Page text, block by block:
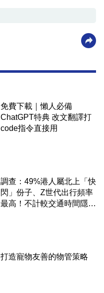
免費下載｜懶人必備
ChatGPT特典 改文翻譯打
code指令直接用
調查：49%港人屬北上「快
閃」份子、Z世代出行頻率
最高！不計較交通時間隱形
打造寵物友善的物管策略